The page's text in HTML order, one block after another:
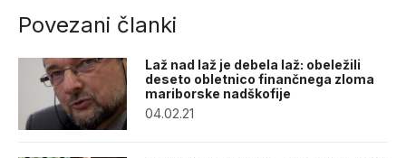
Povezani članki
Laž nad laž je debela laž: obeležili
deseto obletnico finančnega zloma
mariborske nadškofije
04.02.21